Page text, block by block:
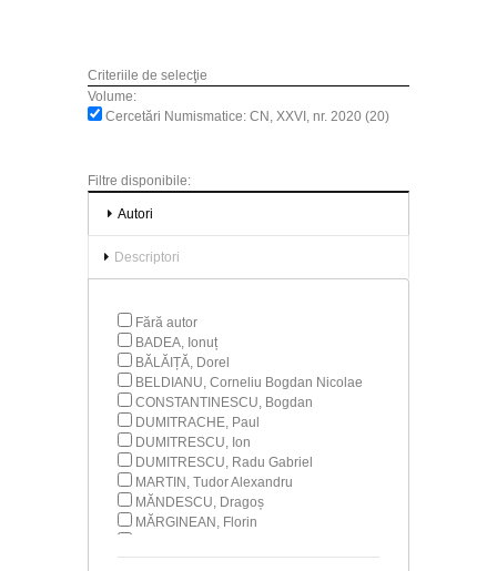
Criteriile de selecţie
Volume:
Cercetări Numismatice: CN, XXVI, nr. 2020 (20)
Filtre disponibile:
Autori
Descriptori
Fără autor
BADEA, Ionuț
BĂLĂIȚĂ, Dorel
BELDIANU, Corneliu Bogdan Nicolae
CONSTANTINESCU, Bogdan
DUMITRACHE, Paul
DUMITRESCU, Ion
DUMITRESCU, Radu Gabriel
MARTIN, Tudor Alexandru
MĂNDESCU, Dragoș
MĂRGINEAN, Florin
MIREA, Dragoș Alexandru
MUNTEANU, Claudiu